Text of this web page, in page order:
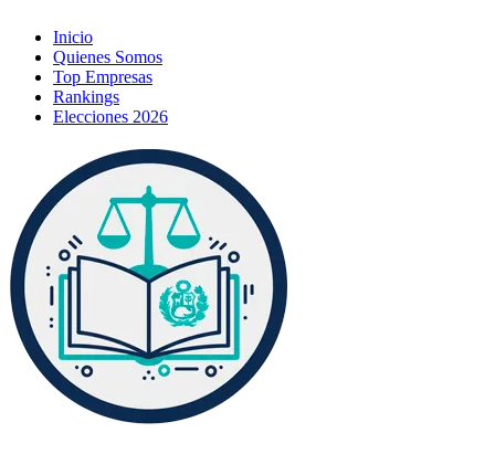
Inicio
Quienes Somos
Top Empresas
Rankings
Elecciones 2026